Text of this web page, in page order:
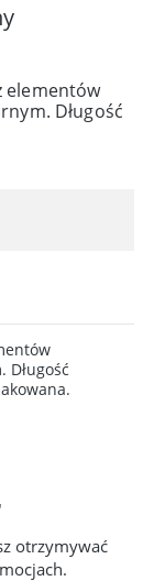
elementów
Długość
Długość
otrzymywać